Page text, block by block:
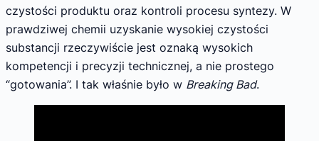
czystości produktu oraz kontroli procesu syntezy. W
prawdziwej chemii uzyskanie wysokiej czystości
substancji rzeczywiście jest oznaką wysokich
kompetencji i precyzji technicznej, a nie prostego
“gotowania”. I tak właśnie było w Breaking Bad.